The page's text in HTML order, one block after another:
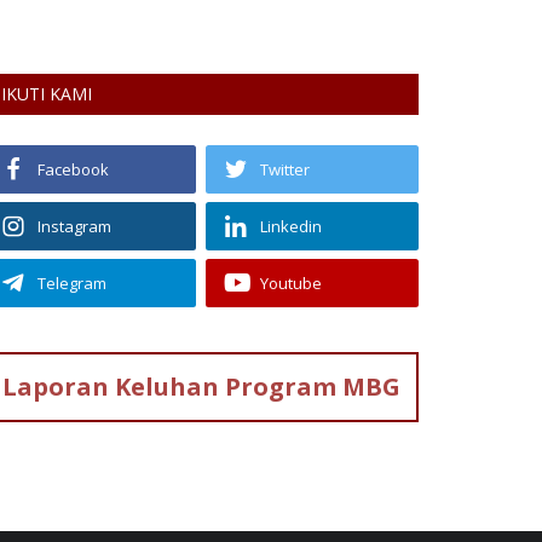
IKUTI KAMI
Facebook Twitter
Instagram Linkedin
Telegram Youtube
Laporan Keluhan Program MBG